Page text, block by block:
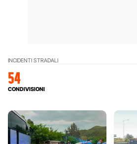
INCIDENTI STRADALI
54
CONDIVISIONI